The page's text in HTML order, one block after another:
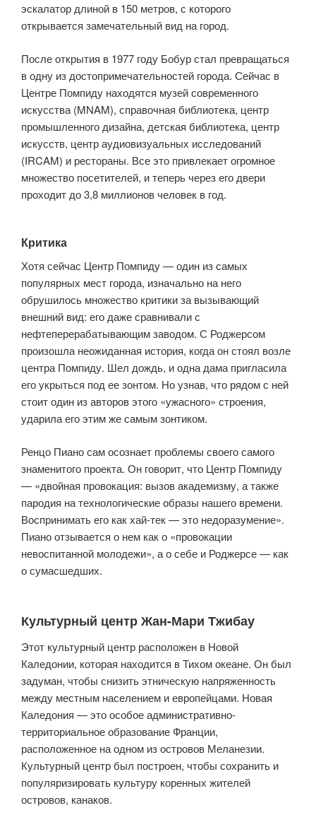
эскалатор длиной в 150 метров, с которого
открывается замечательный вид на город.
После открытия в 1977 году Бобур стал превращаться
в одну из достопримечательностей города. Сейчас в
Центре Помпиду находятся музей современного
искусства (MNAM), справочная библиотека, центр
промышленного дизайна, детская библиотека, центр
искусств, центр аудиовизуальных исследований
(IRCAM) и рестораны. Все это привлекает огромное
множество посетителей, и теперь через его двери
проходит до 3,8 миллионов человек в год.
Критика
Хотя сейчас Центр Помпиду — один из самых
популярных мест города, изначально на него
обрушилось множество критики за вызывающий
внешний вид: его даже сравнивали с
нефтеперерабатывающим заводом. С Роджерсом
произошла неожиданная история, когда он стоял возле
центра Помпиду. Шел дождь, и одна дама пригласила
его укрыться под ее зонтом. Но узнав, что рядом с ней
стоит один из авторов этого «ужасного» строения,
ударила его этим же самым зонтиком.
Ренцо Пиано сам осознает проблемы своего самого
знаменитого проекта. Он говорит, что Центр Помпиду
— «двойная провокация: вызов академизму, а также
пародия на технологические образы нашего времени.
Воспринимать его как хай-тек — это недоразумение».
Пиано отзывается о нем как о «провокации
невоспитанной молодежи», а о себе и Роджерсе — как
о сумасшедших.
Культурный центр Жан-Мари Тжибау
Этот культурный центр расположен в Новой
Каледонии, которая находится в Тихом океане. Он был
задуман, чтобы снизить этническую напряженность
между местным населением и европейцами. Новая
Каледония — это особое административно-
территориальное образование Франции,
расположенное на одном из островов Меланезии.
Культурный центр был построен, чтобы сохранить и
популяризировать культуру коренных жителей
островов, канаков.